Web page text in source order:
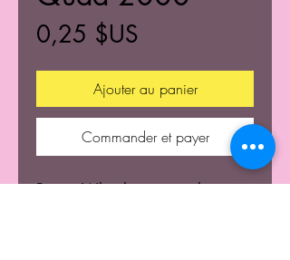
0,25 $US
Ajouter au panier
Commander et payer
Power Wheels part numbers